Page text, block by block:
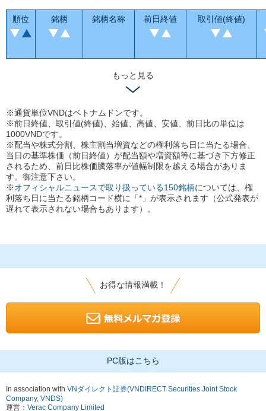
順位 銘柄 銘柄名称 前日終値 取引値(終値)
もっと見る
※通貨単位VNDはベトナムドンです。
※前日終値、取引値(終値)、始値、高値、安値、前日比の単位は
1000VNDです。
※配当や株式分割、株主割当増資などの権利落ち日に当たる場合、
当日の基準株価（前日終値）が配当額や増資額等に基づき下方修正
されるため、前日比株価騰落率が値幅制限を越える場合がありま
す。御注意下さい。
※オフィシャルニュースで取り扱っている150銘柄については、権
利落ち日に当たる銘柄コード横に「*」が表示されます（公式発表が
遅れて表示されない場合もあります）。
お得な情報満載！
PC版はこちら
In association with VNダイレクト証券(VNDIRECT Securities Joint Stock
Company, VNDS)
運営： Verac Company Limited